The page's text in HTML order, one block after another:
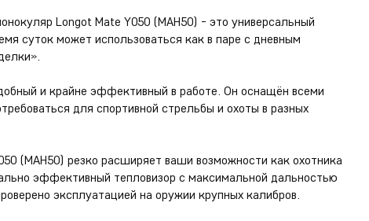
Longot Mate Y050 (MAH50) - это универсальный
суток может использоваться как в паре с дневным
и крайне эффективный в работе. Он оснащён всеми
для спортивной стрельбы и охоты в разных
(MAH50) резко расширяет ваши возможности как охотника
эффективный тепловизор с максимальной дальностью
эксплуатацией на оружии крупных калибров.